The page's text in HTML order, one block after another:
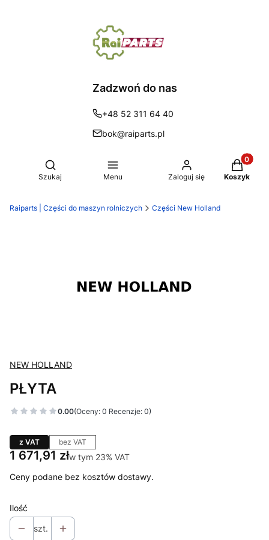
Zadzwoń do nas
+48 52 311 64 40
bok@raiparts.pl
Otwórz wyszukiwarkę
Szukaj Menu Zaloguj się Koszyk
Raiparts | Części do maszyn rolniczych Części New Holland
NEW HOLLAND
PŁYTA
0.00(Oceny: 0 Recenzje: 0)
z VAT bez VAT
Cena
1 671,91 złw tym 23% VAT
w tym 23% VAT
Ceny podane bez kosztów dostawy.
Ilość
szt.